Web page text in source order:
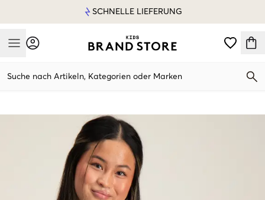
SCHNELLE LIEFERUNG
Mobile Menu
Suche nach Artikeln, Kategorien oder Marken